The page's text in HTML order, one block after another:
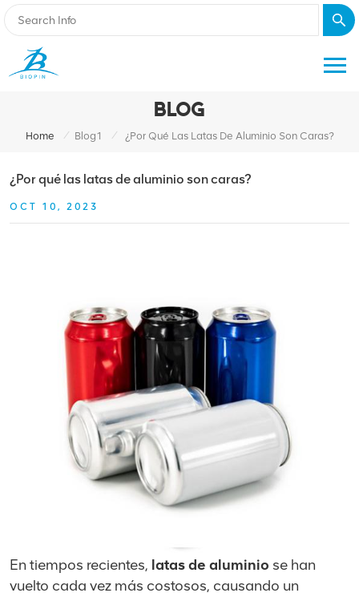
BLOG
Home / Blog1 / ¿Por Qué Las Latas De Aluminio Son Caras?
¿Por qué las latas de aluminio son caras?
OCT 10, 2023
En tiempos recientes, latas de aluminio se han
vuelto cada vez más costosos, causando un